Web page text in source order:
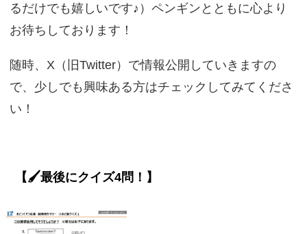
るだけでも嬉しいです♪）ペンギンとともに心より
お待ちしております！
随時、X（旧Twitter）で情報公開していきますの
で、少しでも興味ある方はチェックしてみてくださ
い！
【🖌️最後にクイズ4問！】